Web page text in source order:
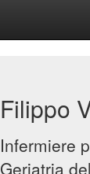
Filippo
Infermiere
Geriatria